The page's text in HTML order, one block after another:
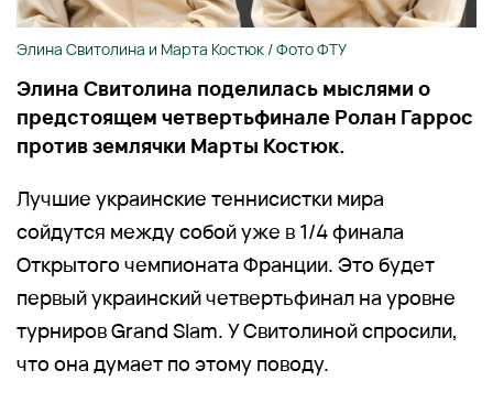
Элина Свитолина и Марта Костюк / Фото ФТУ
Элина Свитолина поделилась мыслями о
предстоящем четвертьфинале Ролан Гаррос
против землячки Марты Костюк.
Лучшие украинские теннисистки мира
сойдутся между собой уже в 1/4 финала
Открытого чемпионата Франции. Это будет
первый украинский четвертьфинал на уровне
турниров Grand Slam. У Свитолиной спросили,
что она думает по этому поводу.